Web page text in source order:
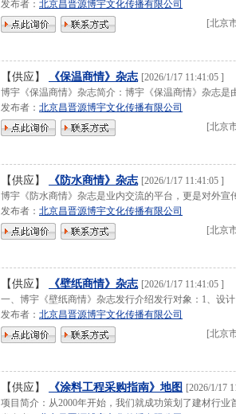
发布者： 北京昌晋源博宇文化传播有限公司
[北京
【供应】 《保温商情》杂志 [2026/1/17 11:41:05 ]
博宇《保温商情》杂志简介：博宇《保温商情》杂志是
发布者： 北京昌晋源博宇文化传播有限公司
[北京
【供应】 《防水商情》杂志 [2026/1/17 11:41:05 ]
博宇《防水商情》杂志是业内交流的平台，更是对外宣
发布者： 北京昌晋源博宇文化传播有限公司
[北京
【供应】 《壁纸商情》杂志 [2026/1/17 11:41:05 ]
一、博宇《壁纸商情》杂志发行介绍发行对象：1、设
发布者： 北京昌晋源博宇文化传播有限公司
[北京
【供应】 《涂料工程采购指南》地图 [2026/1/17
项目简介：从2000年开始，我们就成功策划了建材行业